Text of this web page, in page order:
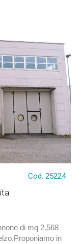
Cod. 25224
di mq 2.568
in